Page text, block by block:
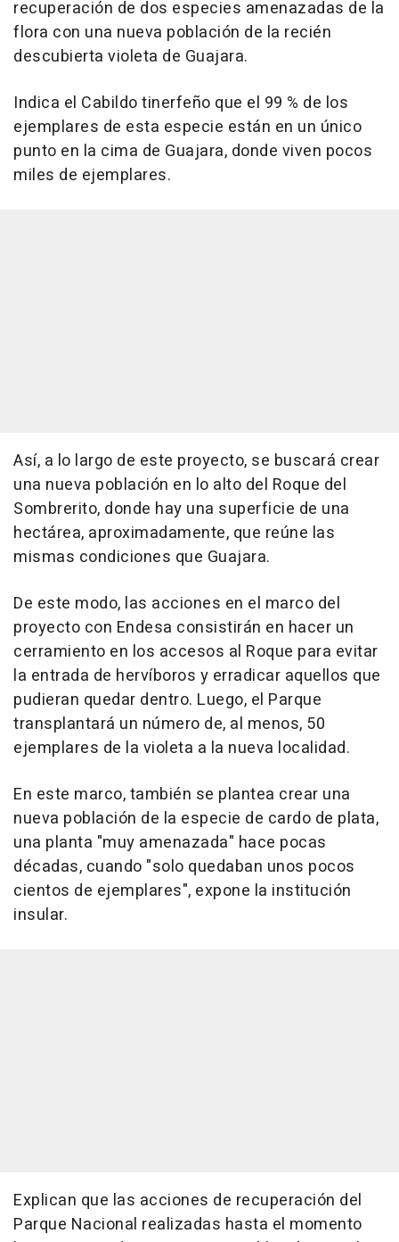
recuperación de dos especies amenazadas de la
flora con una nueva población de la recién
descubierta violeta de Guajara.
Indica el Cabildo tinerfeño que el 99 % de los
ejemplares de esta especie están en un único
punto en la cima de Guajara, donde viven pocos
miles de ejemplares.
Así, a lo largo de este proyecto, se buscará crear
una nueva población en lo alto del Roque del
Sombrerito, donde hay una superficie de una
hectárea, aproximadamente, que reúne las
mismas condiciones que Guajara.
De este modo, las acciones en el marco del
proyecto con Endesa consistirán en hacer un
cerramiento en los accesos al Roque para evitar
la entrada de hervíboros y erradicar aquellos que
pudieran quedar dentro. Luego, el Parque
transplantará un número de, al menos, 50
ejemplares de la violeta a la nueva localidad.
En este marco, también se plantea crear una
nueva población de la especie de cardo de plata,
una planta "muy amenazada" hace pocas
décadas, cuando "solo quedaban unos pocos
cientos de ejemplares", expone la institución
insular.
Explican que las acciones de recuperación del
Parque Nacional realizadas hasta el momento